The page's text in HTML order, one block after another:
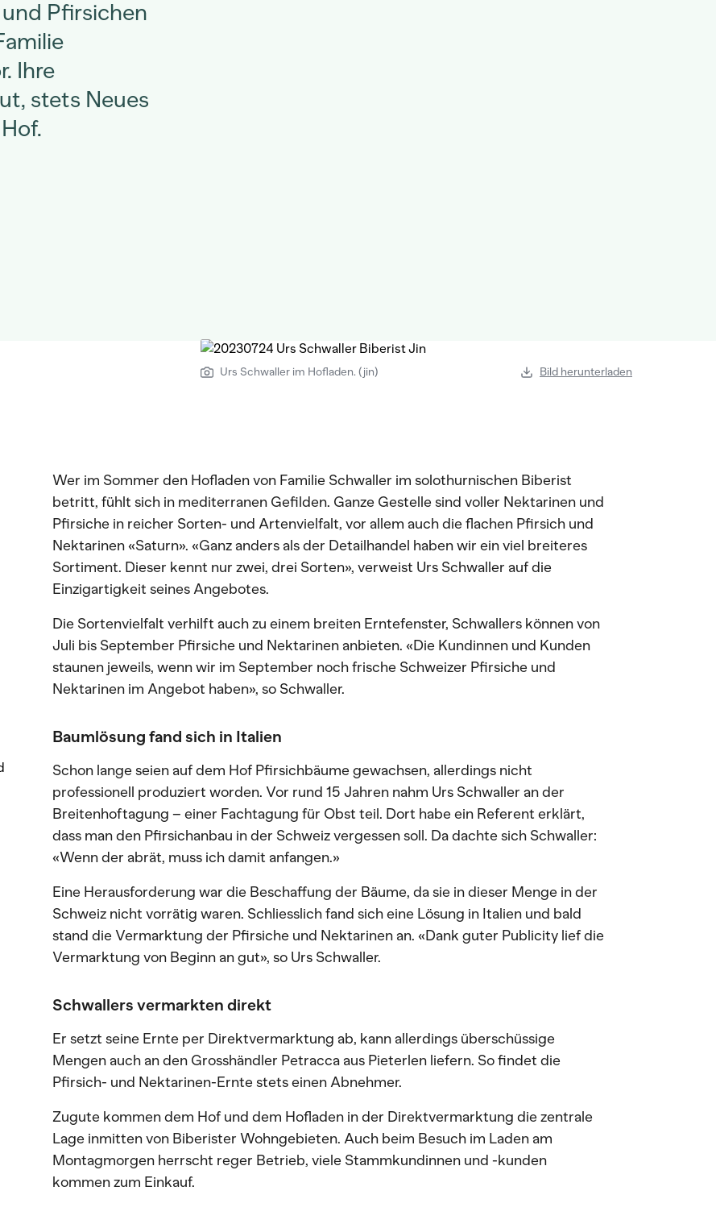
Pfirsichen
Ihre
stets Neues
Urs Schwaller im Hofladen. (jin) Bild herunterladen
Wer im Sommer den Hofladen von Familie Schwaller im solothurnischen Biberist
betritt, fühlt sich in mediterranen Gefilden. Ganze Gestelle sind voller Nektarinen und
Pfirsiche in reicher Sorten- und Artenvielfalt, vor allem auch die flachen Pfirsich und
Nektarinen «Saturn». «Ganz anders als der Detailhandel haben wir ein viel breiteres
Sortiment. Dieser kennt nur zwei, drei Sorten», verweist Urs Schwaller auf die
Einzigartigkeit seines Angebotes.
Die Sortenvielfalt verhilft auch zu einem breiten Erntefenster, Schwallers können von
Juli bis September Pfirsiche und Nektarinen anbieten. «Die Kundinnen und Kunden
staunen jeweils, wenn wir im September noch frische Schweizer Pfirsiche und
Nektarinen im Angebot haben», so Schwaller.
Baumlösung fand sich in Italien
Schon lange seien auf dem Hof Pfirsichbäume gewachsen, allerdings nicht
professionell produziert worden. Vor rund 15 Jahren nahm Urs Schwaller an der
Breitenhoftagung – einer Fachtagung für Obst teil. Dort habe ein Referent erklärt,
dass man den Pfirsichanbau in der Schweiz vergessen soll. Da dachte sich Schwaller:
«Wenn der abrät, muss ich damit anfangen.»
Eine Herausforderung war die Beschaffung der Bäume, da sie in dieser Menge in der
Schweiz nicht vorrätig waren. Schliesslich fand sich eine Lösung in Italien und bald
stand die Vermarktung der Pfirsiche und Nektarinen an. «Dank guter Publicity lief die
Vermarktung von Beginn an gut», so Urs Schwaller.
Schwallers vermarkten direkt
Er setzt seine Ernte per Direktvermarktung ab, kann allerdings überschüssige
Mengen auch an den Grosshändler Petracca aus Pieterlen liefern. So findet die
Pfirsich- und Nektarinen-Ernte stets einen Abnehmer.
Zugute kommen dem Hof und dem Hofladen in der Direktvermarktung die zentrale
Lage inmitten von Biberister Wohngebieten. Auch beim Besuch im Laden am
Montagmorgen herrscht reger Betrieb, viele Stammkundinnen und -kunden
kommen zum Einkauf.